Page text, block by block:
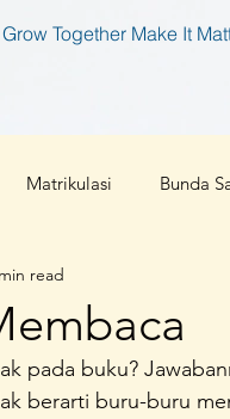
Grow Together Make It
Matrikulasi Bunda
Produktif
Corona 2019
read
pada buku?
berarti buru-buru